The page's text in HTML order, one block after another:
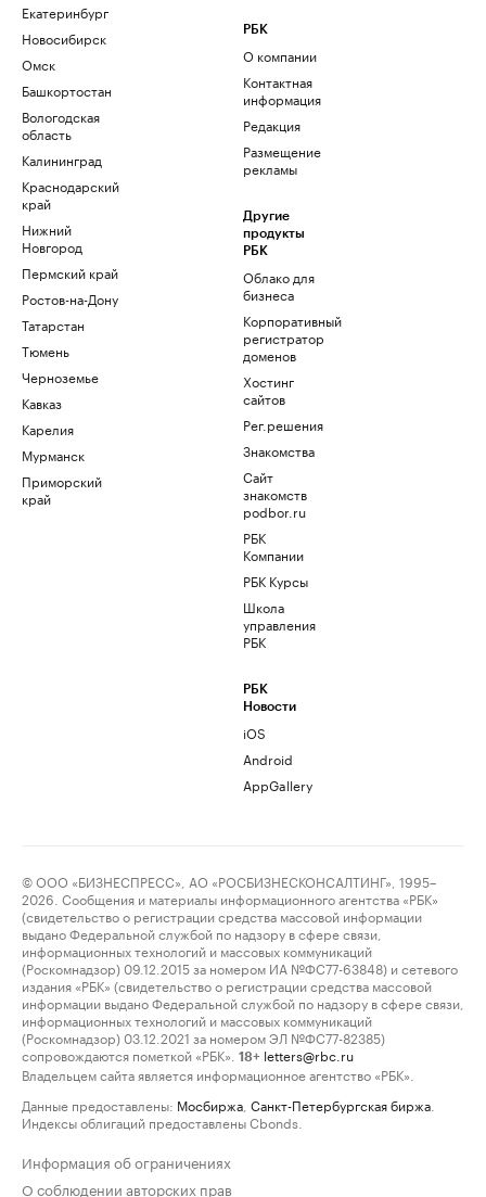
Екатеринбург
Новосибирск
Омск
Башкортостан
Вологодская
область
Калининград
Краснодарский
край
Нижний
Новгород
Пермский край
Ростов-на-Дону
Татарстан
Тюмень
Черноземье
Кавказ
Карелия
Мурманск
Приморский
край
РБК
О компании
Контактная
информация
Редакция
Размещение
рекламы
Другие
продукты
РБК
Облако для
бизнеса
Корпоративный
регистратор
доменов
Хостинг
сайтов
Рег.решения
Знакомства
Сайт
знакомств
podbor.ru
РБК
Компании
РБК Курсы
Школа
управления
РБК
РБК
Новости
iOS
Android
AppGallery
© ООО «БИЗНЕСПРЕСС», АО «РОСБИЗНЕСКОНСАЛТИНГ», 1995–
2026. Сообщения и материалы информационного агентства «РБК»
(свидетельство о регистрации средства массовой информации
выдано Федеральной службой по надзору в сфере связи,
информационных технологий и массовых коммуникаций
(Роскомнадзор) 09.12.2015 за номером ИА №ФС77-63848) и сетевого
издания «РБК» (свидетельство о регистрации средства массовой
информации выдано Федеральной службой по надзору в сфере связи,
информационных технологий и массовых коммуникаций
(Роскомнадзор) 03.12.2021 за номером ЭЛ №ФС77-82385)
сопровождаются пометкой «РБК».
18+ letters@rbc.ru
Владельцем сайта является информационное агентство «РБК».
Данные предоставлены: Мосбиржа Санкт-Петербургская биржа
Индексы облигаций предоставлены Cbonds.
Информация об ограничениях
О соблюдении авторских прав